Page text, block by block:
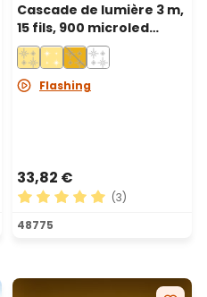
étoiles
Cascade de lumière 3 m,
15 fils, 900 microled
blanc chaud, câble
métal argenté
Flashing
33,82 €
Note moyenne de 5 sur 5
(3)
48775